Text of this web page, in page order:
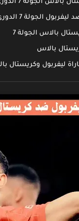
7 الدوري الانجليزي
7 الدوري الانجليزي
بالاس الجولة 7
بالاس
ليفربول وكريستال